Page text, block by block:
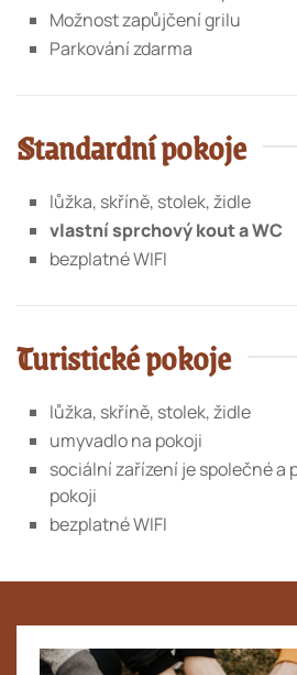
Možnost zapůjčení grilu
Parkování zdarma
Standardní pokoje
lůžka, skříně, stolek, židle
vlastní sprchový kout a WC
bezplatné WIFI
Turistické pokoje
lůžka, skříně, stolek, židle
umyvadlo na pokoji
sociální zařízení je společné a
pokoji
bezplatné WIFI